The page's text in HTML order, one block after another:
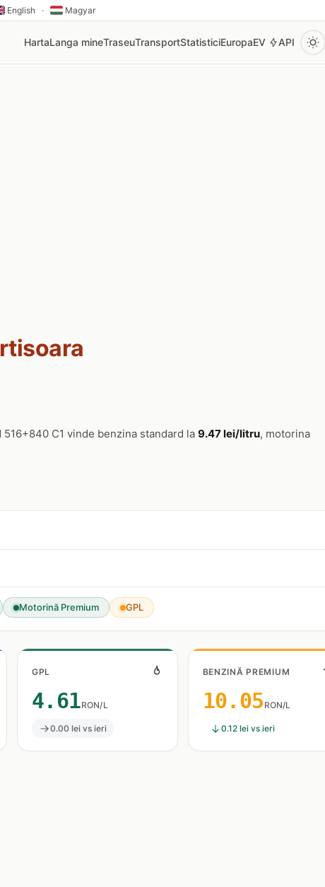
English · Magyar
HartaLanga mineTraseuTransportStatisticiEuropaEV API
C1 vinde benzina standard la 9.47 lei/litru, motorina
Motorină Premium GPL
GPL
4.61RON/L
0.00 lei vs ieri
BENZINĂ PREMIUM
10.05 RON/L
0.12 lei vs ieri